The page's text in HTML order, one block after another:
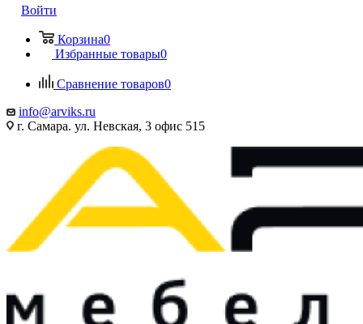
Войти
Корзина0
Избранные товары0
Сравнение товаров0
info@arviks.ru
г. Самара. ул. Невская, 3 офис 515